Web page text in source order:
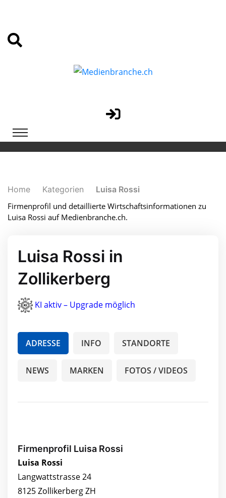
Home Kategorien
Luisa Rossi
Firmenprofil und detaillierte Wirtschaftsinformationen zu
Luisa Rossi auf Medienbranche.ch.
Luisa Rossi in
Zollikerberg
KI aktiv – Upgrade möglich
ADRESSE INFO STANDORTE
NEWS MARKEN FOTOS / VIDEOS
Firmenprofil Luisa Rossi
Luisa Rossi
Langwattstrasse 24
8125 Zollikerberg ZH